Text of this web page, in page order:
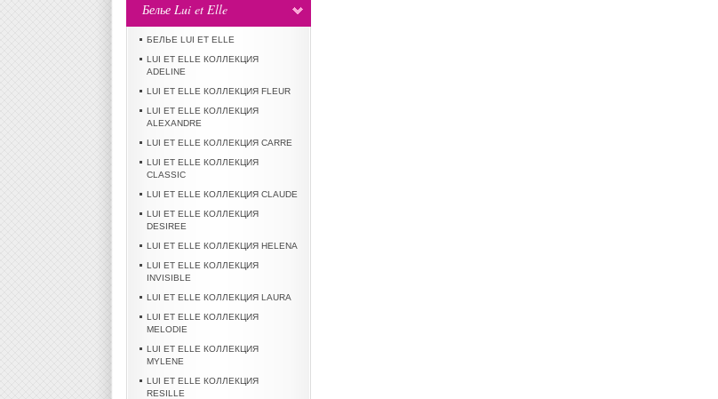
Белье Lui et Elle
БЕЛЬЕ LUI ET ELLE
LUI ET ELLE КОЛЛЕКЦИЯ
ADELINE
LUI ET ELLE КОЛЛЕКЦИЯ FLEUR
LUI ET ELLE КОЛЛЕКЦИЯ
ALEXANDRE
LUI ET ELLE КОЛЛЕКЦИЯ CARRE
LUI ET ELLE КОЛЛЕКЦИЯ
CLASSIC
LUI ET ELLE КОЛЛЕКЦИЯ CLAUDE
LUI ET ELLE КОЛЛЕКЦИЯ
DESIREE
LUI ET ELLE КОЛЛЕКЦИЯ HELENA
LUI ET ELLE КОЛЛЕКЦИЯ
INVISIBLE
LUI ET ELLE КОЛЛЕКЦИЯ LAURA
LUI ET ELLE КОЛЛЕКЦИЯ
MELODIE
LUI ET ELLE КОЛЛЕКЦИЯ
MYLENE
LUI ET ELLE КОЛЛЕКЦИЯ
RESILLE